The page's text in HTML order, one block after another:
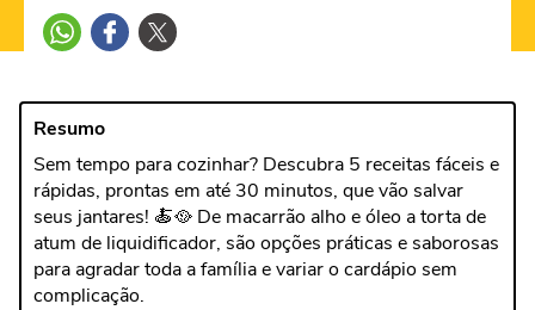
Resumo
Sem tempo para cozinhar? Descubra 5 receitas fáceis e
rápidas, prontas em até 30 minutos, que vão salvar
seus jantares! 🍝🥘 De macarrão alho e óleo a torta de
atum de liquidificador, são opções práticas e saborosas
para agradar toda a família e variar o cardápio sem
complicação.